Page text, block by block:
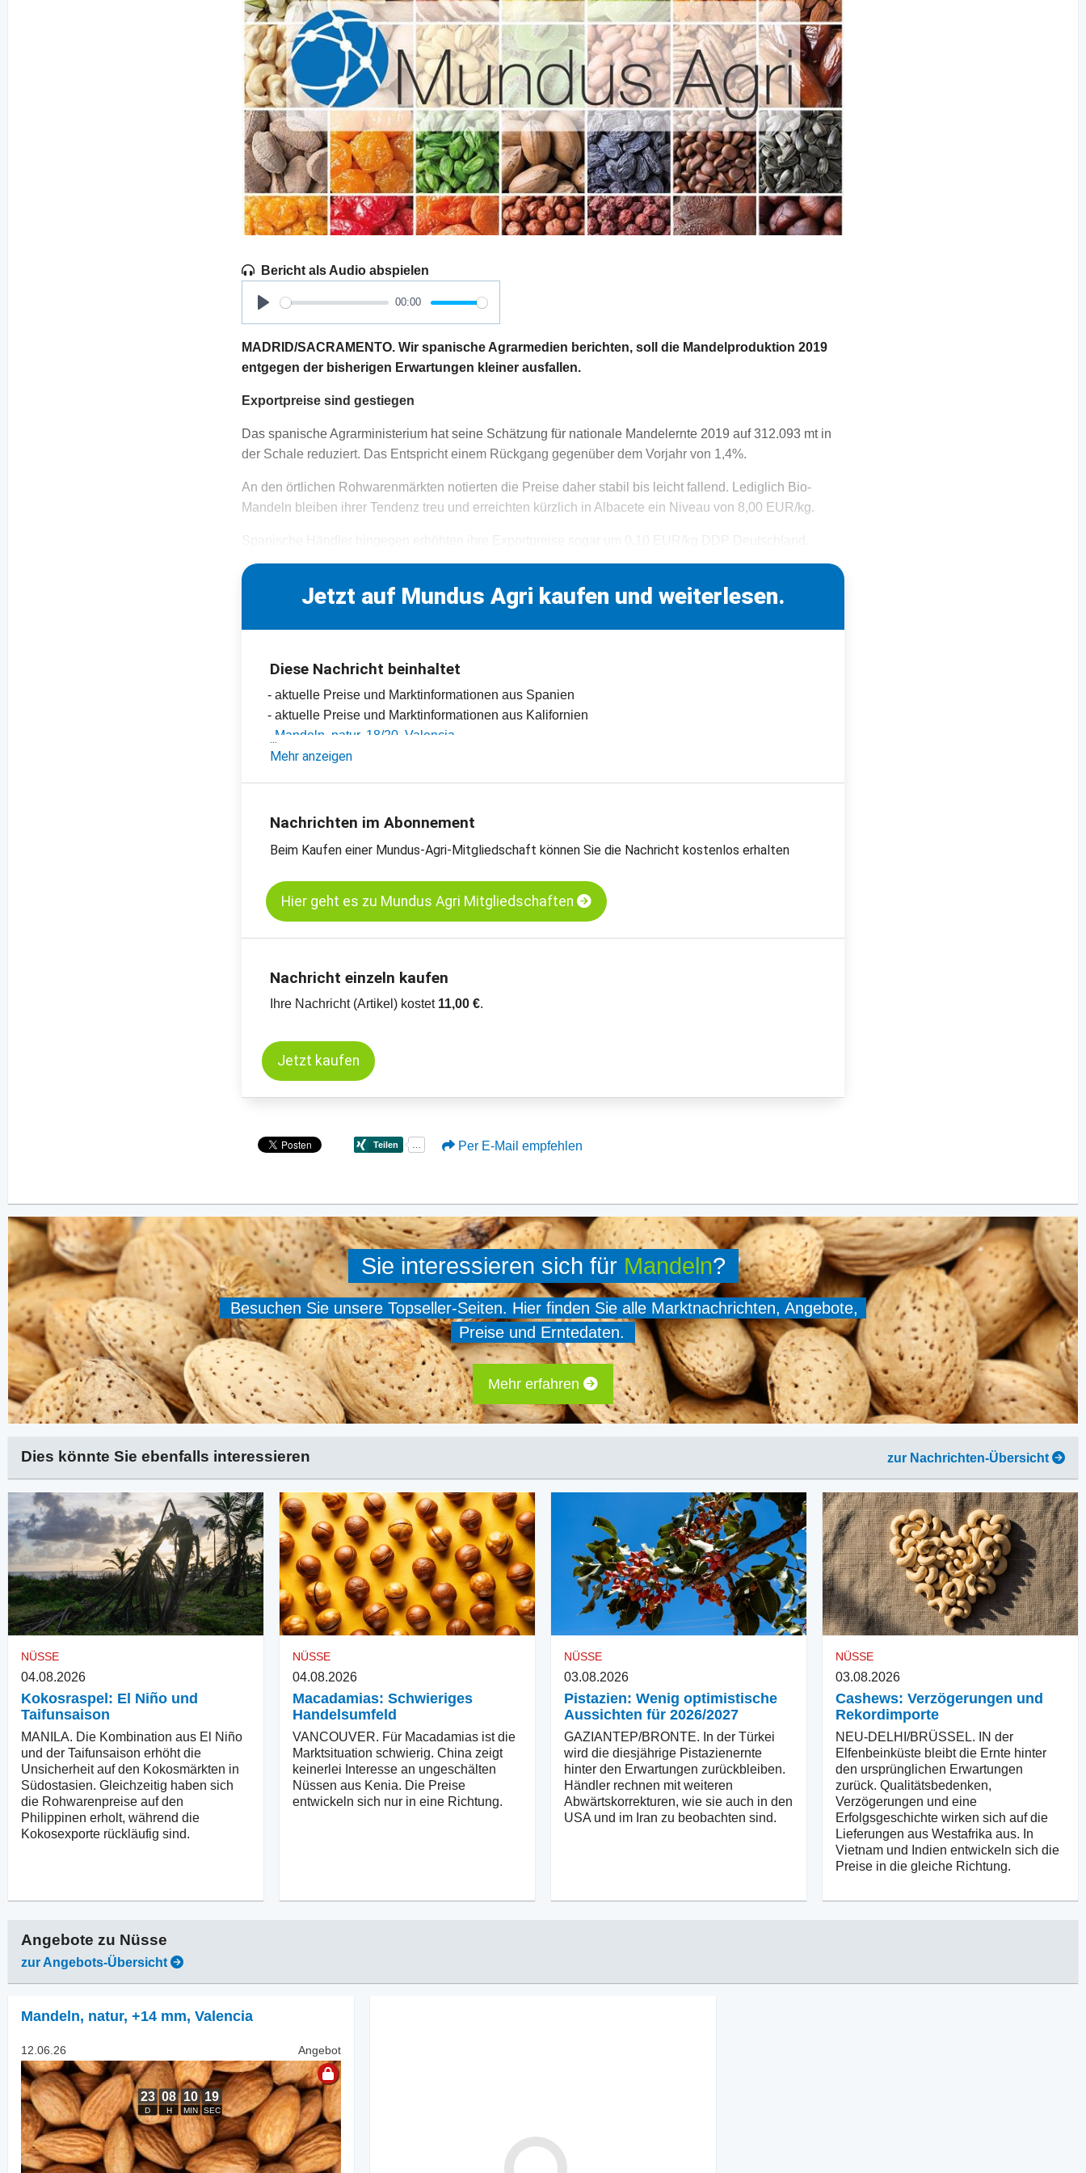
Bericht als Audio abspielen
Play
00:00
MADRID/SACRAMENTO. Wir spanische Agrarmedien berichten, soll die Mandelproduktion 2019
entgegen der bisherigen Erwartungen kleiner ausfallen.
Exportpreise sind gestiegen
Das spanische Agrarministerium hat seine Schätzung für nationale Mandelernte 2019 auf 312.093 mt in
der Schale reduziert. Das Entspricht einem Rückgang gegenüber dem Vorjahr von 1,4%.
An den örtlichen Rohwarenmärkten notierten die Preise daher stabil bis leicht fallend. Lediglich Bio-
Mandeln bleiben ihrer Tendenz treu und erreichten kürzlich in Albacete ein Niveau von 8,00 EUR/kg.
Jetzt auf Mundus Agri kaufen und weiterlesen.
Diese Nachricht beinhaltet
- aktuelle Preise und Marktinformationen aus Spanien
- aktuelle Preise und Marktinformationen aus Kalifornien
Mandeln, natur, 18/20, Valencia
-Mandeln, natur, 27/30, Largueta
Mehr anzeigen
Nachrichten im Abonnement
Beim Kaufen einer Mundus-Agri-Mitgliedschaft können Sie die Nachricht kostenlos erhalten
Hier geht es zu Mundus Agri Mitgliedschaften
Nachricht einzeln kaufen
Ihre Nachricht (Artikel) kostet 11,00 €.
Jetzt kaufen
Per E-Mail empfehlen
Sie interessieren sich für Mandeln?
Besuchen Sie unsere Topseller-Seiten. Hier finden Sie alle Marktnachrichten, Angebote,
Preise und Erntedaten.
Mehr erfahren
Dies könnte Sie ebenfalls interessieren zur Nachrichten-Übersicht
NÜSSE
04.08.2026
Kokosraspel: El Niño und
Taifunsaison
MANILA. Die Kombination aus El Niño
und der Taifunsaison erhöht die
Unsicherheit auf den Kokosmärkten in
Südostasien. Gleichzeitig haben sich
die Rohwarenpreise auf den
Philippinen erholt, während die
Kokosexporte rückläufig sind.
NÜSSE
04.08.2026
Macadamias: Schwieriges
Handelsumfeld
VANCOUVER. Für Macadamias ist die
Marktsituation schwierig. China zeigt
keinerlei Interesse an ungeschälten
Nüssen aus Kenia. Die Preise
entwickeln sich nur in eine Richtung.
NÜSSE
03.08.2026
Pistazien: Wenig optimistische
Aussichten für 2026/2027
GAZIANTEP/BRONTE. In der Türkei
wird die diesjährige Pistazienernte
hinter den Erwartungen zurückbleiben.
Händler rechnen mit weiteren
Abwärtskorrekturen, wie sie auch in den
USA und im Iran zu beobachten sind.
NÜSSE
03.08.2026
Cashews: Verzögerungen und
Rekordimporte
NEU-DELHI/BRÜSSEL. IN der
Elfenbeinküste bleibt die Ernte hinter
den ursprünglichen Erwartungen
zurück. Qualitätsbedenken,
Verzögerungen und eine
Erfolgsgeschichte wirken sich auf die
Lieferungen aus Westafrika aus. In
Vietnam und Indien entwickeln sich die
Preise in die gleiche Richtung.
Angebote zu Nüsse
zur Angebots-Übersicht
Mandeln, natur, +14 mm, Valencia
12.06.26 Angebot